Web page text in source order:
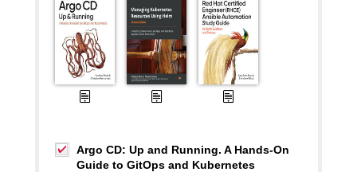
Argo CD: Up and Running. A Hands-On
Guide to GitOps and Kubernetes